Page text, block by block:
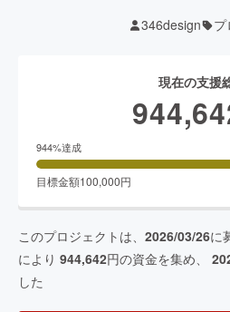
346design プ
現在の支援
944%達成
目標金額100,000円
このプロジェクトは、 2026/03/26に
により 944,642円の資金を集め、
した